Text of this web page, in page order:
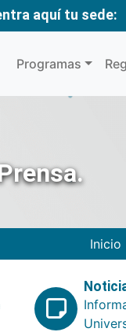
aquí tu sede:
Programas
Inicio